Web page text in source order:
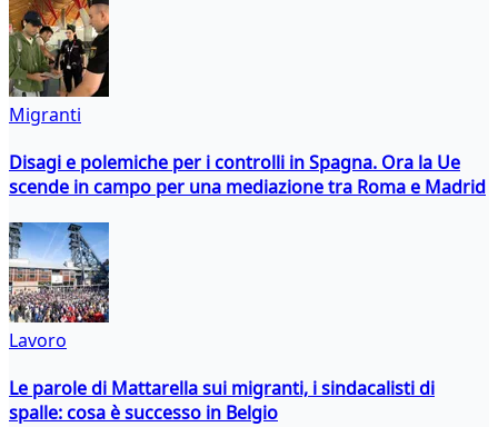
Migranti
Disagi e polemiche per i controlli in Spagna. Ora la Ue
scende in campo per una mediazione tra Roma e Madrid
Lavoro
Le parole di Mattarella sui migranti, i sindacalisti di
spalle: cosa è successo in Belgio